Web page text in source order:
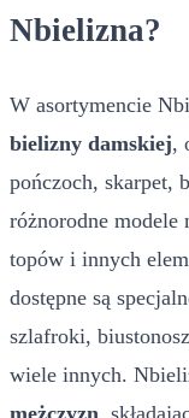
Nbielizna?
W asortymencie
bielizny damskiej,
pończoch, skarpet,
różnorodne modele
topów i innych
dostępne są
szlafroki,
wiele innych.
mężczyzn ,